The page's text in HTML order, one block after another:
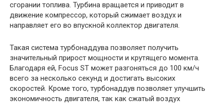
сгорании топлива. Турбина вращается и приводит в
движение компрессор, который сжимает воздух и
направляет его во впускной коллектор двигателя.
Такая система турбонаддува позволяет получить
значительный прирост мощности и крутящего момента.
Благодаря ей, Focus ST может разгоняться до 100 км/ч
всего за несколько секунд и достигать высоких
скоростей. Кроме того, турбонаддув позволяет улучшить
экономичность двигателя, так как сжатый воздух